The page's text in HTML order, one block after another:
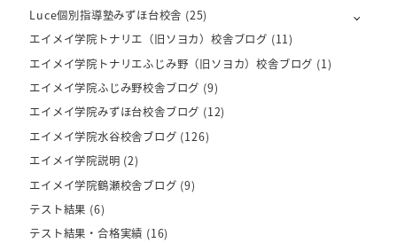
Luce個別指導塾みずほ台校舎 (25)
エイメイ学院トナリエ（旧ソヨカ）校舎ブログ (11)
エイメイ学院トナリエふじみ野（旧ソヨカ）校舎ブログ (1)
エイメイ学院ふじみ野校舎ブログ (9)
エイメイ学院みずほ台校舎ブログ (12)
エイメイ学院水谷校舎ブログ (126)
エイメイ学院説明 (2)
エイメイ学院鶴瀬校舎ブログ (9)
テスト結果 (6)
テスト結果・合格実績 (16)